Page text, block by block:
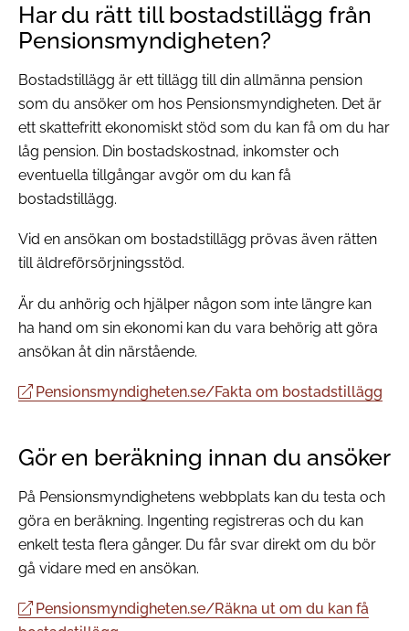
Har du rätt till bostadstillägg från
Pensionsmyndigheten?
Bostadstillägg är ett tillägg till din allmänna pension
som du ansöker om hos Pensionsmyndigheten. Det är
ett skattefritt ekonomiskt stöd som du kan få om du har
låg pension. Din bostadskostnad, inkomster och
eventuella tillgångar avgör om du kan få
bostadstillägg.
Vid en ansökan om bostadstillägg prövas även rätten
till äldreförsörjningsstöd.
Är du anhörig och hjälper någon som inte längre kan
ha hand om sin ekonomi kan du vara behörig att göra
ansökan åt din närstående.
Pensionsmyndigheten.se/Fakta om bostadstillägg
Gör en beräkning innan du ansöker
På Pensionsmyndighetens webbplats kan du testa och
göra en beräkning. Ingenting registreras och du kan
enkelt testa flera gånger. Du får svar direkt om du bör
gå vidare med en ansökan.
Pensionsmyndigheten.se/Räkna ut om du kan få